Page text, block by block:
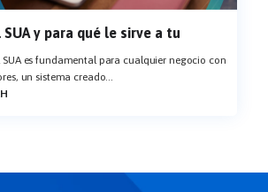
SUA y para qué le sirve a tu
SUA es fundamental para cualquier negocio con
un sistema creado